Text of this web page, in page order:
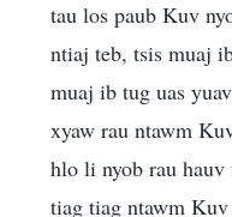
tau los paub Kuv
ntiaj teb, tsis muaj
muaj ib tug uas
xyaw rau ntawm
hlo li nyob rau
tiag tiag ntawm